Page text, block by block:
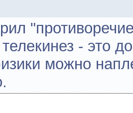
- это
можно